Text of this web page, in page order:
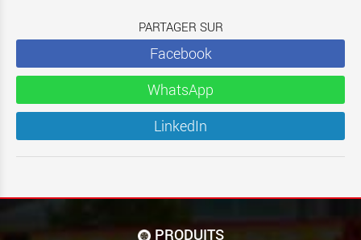
PARTAGER SUR
Facebook
WhatsApp
LinkedIn
PRODUITS